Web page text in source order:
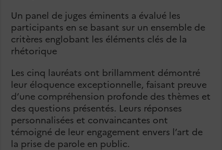
Un panel de juges éminents a évalué les
participants en se basant sur un ensemble de
critères englobant les éléments clés de la
rhétorique
Les cinq lauréats ont brillamment démontré
leur éloquence exceptionnelle, faisant preuve
d’une compréhension profonde des thèmes et
des questions présentés. Leurs réponses
personnalisées et convaincantes ont
témoigné de leur engagement envers l’art de
la prise de parole en public.